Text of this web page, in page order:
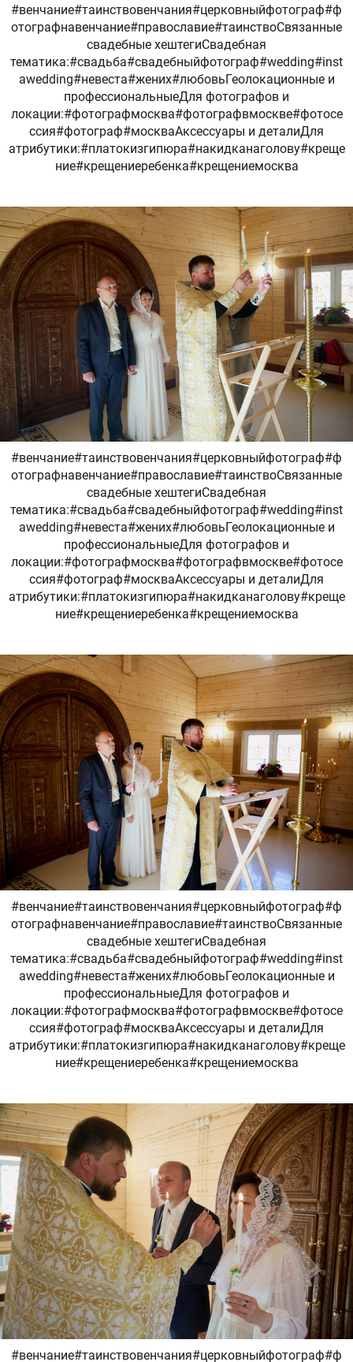
#венчание#таинствовенчания#церковныйфотограф#ф
отографнавенчание#православие#таинствоСвязанные
свадебные хештегиСвадебная
тематика:#свадьба#свадебныйфотограф#wedding#inst
awedding#невеста#жених#любовьГеолокационные и
профессиональныеДля фотографов и
локации:#фотографмосква#фотографвмоскве#фотосе
ссия#фотограф#москваАксессуары и деталиДля
атрибутики:#платокизгипюра#накидканаголову#креще
ние#крещениеребенка#крещениемосква
#венчание#таинствовенчания#церковныйфотограф#ф
отографнавенчание#православие#таинствоСвязанные
свадебные хештегиСвадебная
тематика:#свадьба#свадебныйфотограф#wedding#inst
awedding#невеста#жених#любовьГеолокационные и
профессиональныеДля фотографов и
локации:#фотографмосква#фотографвмоскве#фотосе
ссия#фотограф#москваАксессуары и деталиДля
атрибутики:#платокизгипюра#накидканаголову#креще
ние#крещениеребенка#крещениемосква
#венчание#таинствовенчания#церковныйфотограф#ф
отографнавенчание#православие#таинствоСвязанные
свадебные хештегиСвадебная
тематика:#свадьба#свадебныйфотограф#wedding#inst
awedding#невеста#жених#любовьГеолокационные и
профессиональныеДля фотографов и
локации:#фотографмосква#фотографвмоскве#фотосе
ссия#фотограф#москваАксессуары и деталиДля
атрибутики:#платокизгипюра#накидканаголову#креще
ние#крещениеребенка#крещениемосква
#венчание#таинствовенчания#церковныйфотограф#ф